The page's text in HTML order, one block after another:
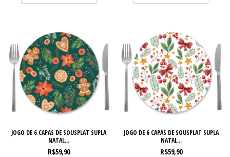
JOGO DE 6 CAPAS DE SOUSPLAT SUPLA
NATAL...
R$59,90
JOGO DE 6 CAPAS DE SOUSPLAT SUPLA
NATAL...
R$59,90